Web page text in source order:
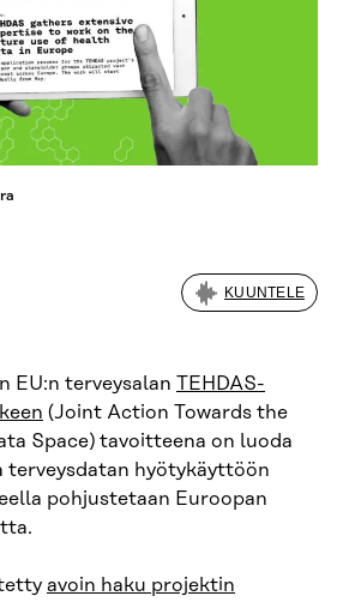
KUUNTELE
EU:n terveysalan TEHDAS-
(Joint Action Towards the
Space) tavoitteena on luoda
terveysdatan hyötykäyttöön
pohjustetaan Euroopan
avoin haku projektin